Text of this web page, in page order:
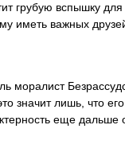
грубую вспышку для
иметь важных
моралист
значит лишь, что его
еще